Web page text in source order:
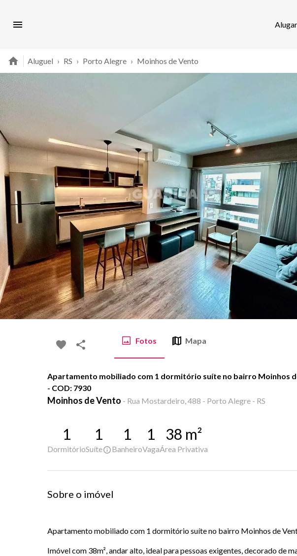
Alugar
Aluguel › RS › Porto Alegre › Moinhos de Vento
Fotos Mapa
Apartamento mobiliado com 1 dormitório suíte no bairro Moinhos
- COD: 7930
Moinhos de Vento - Rua Mostardeiro, 488 - Porto Alegre - RS
1
Dormitório
1
Suíte
1
Banheiro
1
Vaga
38 m²
Área Privativa
Sobre o imóvel
Apartamento mobiliado com 1 dormitório suíte no bairro Moinhos de
Imóvel com 38m², andar alto, ideal para pessoas exigentes, decorado de